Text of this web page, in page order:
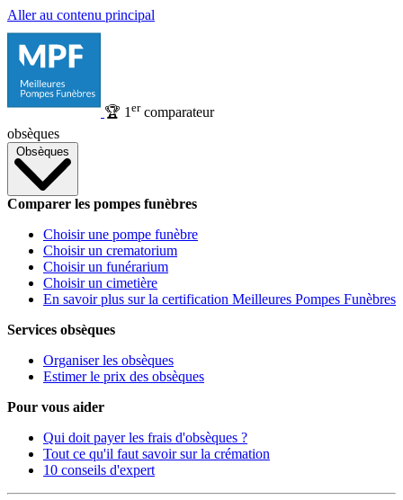
Aller au contenu principal
🏆 1 ercomparateur
obsèques
Obsèques
Comparer les pompes funèbres
Choisir une pompe funèbre
Choisir un crematorium
Choisir un funérarium
Choisir un cimetière
En savoir plus sur la certification Meilleures Pompes Funèbres
Services obsèques
Organiser les obsèques
Estimer le prix des obsèques
Pour vous aider
Qui doit payer les frais d'obsèques ?
Tout ce qu'il faut savoir sur la crémation
10 conseils d'expert